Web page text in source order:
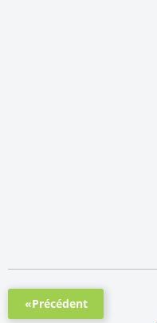
«Précédent